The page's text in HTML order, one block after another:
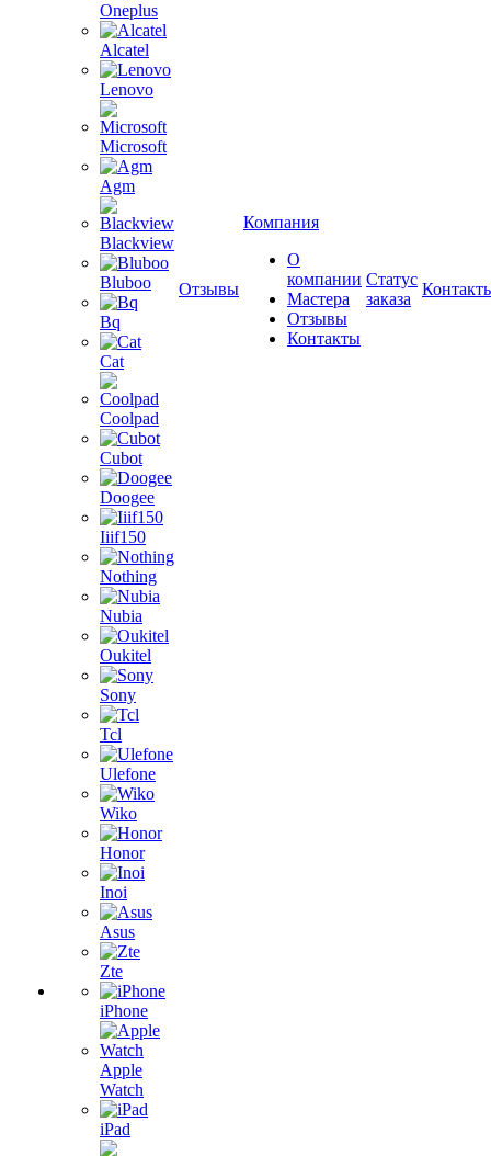
Oneplus
Alcatel
Lenovo
Microsoft
Agm
Blackview
Bluboo
Bq
Cat
Coolpad
Cubot
Doogee
Iiif150
Nothing
Nubia
Oukitel
Sony
Tcl
Ulefone
Wiko
Honor
Inoi
Asus
Zte
iPhone
Apple
Watch
iPad
Отзывы
Компания
О
компании
Мастера
Отзывы
Контакты
Статус
заказа